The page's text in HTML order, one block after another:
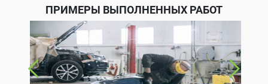
ПРИМЕРЫ ВЫПОЛНЕННЫХ РАБОТ